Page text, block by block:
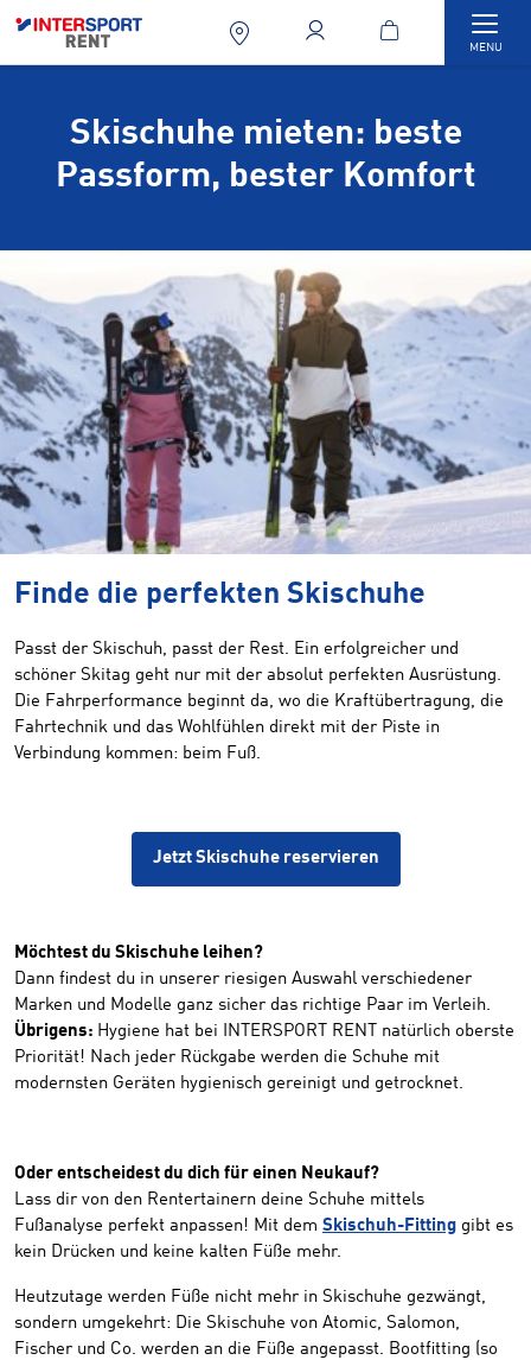
MENU
Skischuhe mieten: beste
Passform, bester Komfort
Finde die perfekten Skischuhe
Passt der Skischuh, passt der Rest. Ein erfolgreicher und
schöner Skitag geht nur mit der absolut perfekten Ausrüstung.
Die Fahrperformance beginnt da, wo die Kraftübertragung, die
Fahrtechnik und das Wohlfühlen direkt mit der Piste in
Verbindung kommen: beim Fuß.
Jetzt Skischuhe reservieren
Möchtest du Skischuhe leihen?
Dann findest du in unserer riesigen Auswahl verschiedener
Marken und Modelle ganz sicher das richtige Paar im Verleih.
Übrigens: Hygiene hat bei INTERSPORT RENT natürlich oberste
Priorität! Nach jeder Rückgabe werden die Schuhe mit
modernsten Geräten hygienisch gereinigt und getrocknet.
Oder entscheidest du dich für einen Neukauf?
Lass dir von den Rentertainern deine Schuhe mittels
Fußanalyse perfekt anpassen! Mit dem Skischuh-Fitting gibt es
kein Drücken und keine kalten Füße mehr.
Heutzutage werden Füße nicht mehr in Skischuhe gezwängt,
sondern umgekehrt: Die Skischuhe von Atomic, Salomon,
Fischer und Co. werden an die Füße angepasst. Bootfitting (so